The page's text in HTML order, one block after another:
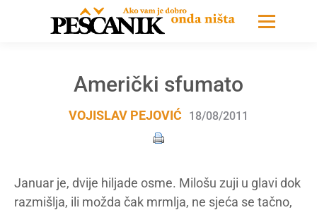
Američki sfumato
VOJISLAV PEJOVIĆ 18/08/2011
Januar je, dvije hiljade osme. Milošu zuji u glavi dok
razmišlja, ili možda čak mrmlja, ne sjeća se tačno,